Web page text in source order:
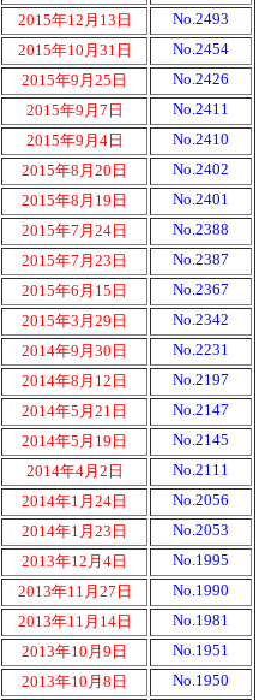
2015年12月13日 No.2493
2015年10月31日 No.2454
2015年9月25日 No.2426
2015年9月7日 No.2411
2015年9月4日 No.2410
2015年8月20日 No.2402
2015年8月19日 No.2401
2015年7月24日 No.2388
2015年7月23日 No.2387
2015年6月15日 No.2367
2015年3月29日 No.2342
2014年9月30日 No.2231
2014年8月12日 No.2197
2014年5月21日 No.2147
2014年5月19日 No.2145
2014年4月2日 No.2111
2014年1月24日 No.2056
2014年1月23日 No.2053
2013年12月4日 No.1995
2013年11月27日 No.1990
2013年11月14日 No.1981
2013年10月9日 No.1951
2013年10月8日 No.1950